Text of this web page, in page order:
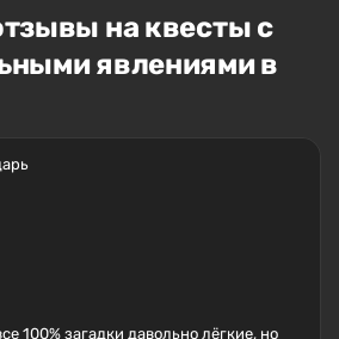
на квесты с
явлениями в
100% загадки давольно лёгкие, но